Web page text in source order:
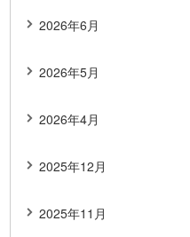
2026年6月
2026年5月
2026年4月
2025年12月
2025年11月